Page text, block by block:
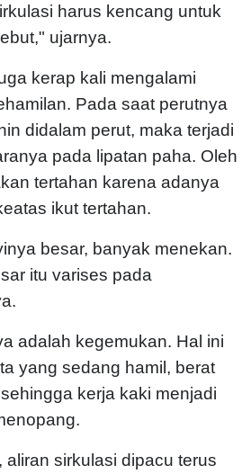
harus kencang untuk
ujarnya.
kerap kali mengalami
Pada saat perutnya
didalam perut, maka terjadi
pada lipatan paha. Oleh
tertahan karena adanya
ikut tertahan.
besar, banyak menekan.
itu varises pada
adalah kegemukan. Hal ini
yang sedang hamil, berat
kerja kaki menjadi
aliran sirkulasi dipacu terus